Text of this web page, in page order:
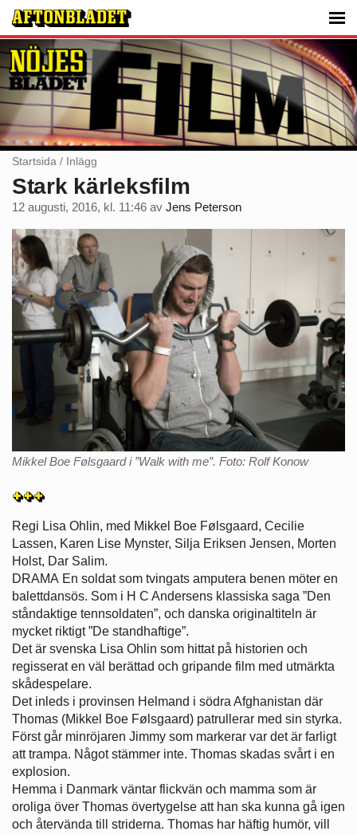
Startsida / Inlägg
Stark kärleksfilm
12 augusti, 2016, kl. 11:46 av Jens Peterson
Mikkel Boe Følsgaard i ”Walk with me”. Foto: Rolf Konow
Regi Lisa Ohlin, med Mikkel Boe Følsgaard, Cecilie
Lassen, Karen Lise Mynster, Silja Eriksen Jensen, Morten
Holst, Dar Salim.
DRAMA En soldat som tvingats amputera benen möter en
balettdansös. Som i H C Andersens klassiska saga ”Den
ståndaktige tennsoldaten”, och danska originaltiteln är
mycket riktigt ”De standhaftige”.
Det är svenska Lisa Ohlin som hittat på historien och
regisserat en väl berättad och gripande film med utmärkta
skådespelare.
Det inleds i provinsen Helmand i södra Afghanistan där
Thomas (Mikkel Boe Følsgaard) patrullerar med sin styrka.
Först går minröjaren Jimmy som markerar var det är farligt
att trampa. Något stämmer inte. Thomas skadas svårt i en
explosion.
Hemma i Danmark väntar flickvän och mamma som är
oroliga över Thomas övertygelse att han ska kunna gå igen
och återvända till striderna. Thomas har häftig humör, vill